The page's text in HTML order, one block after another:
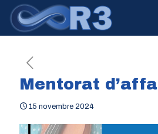
Mentorat
15 novembre 2024